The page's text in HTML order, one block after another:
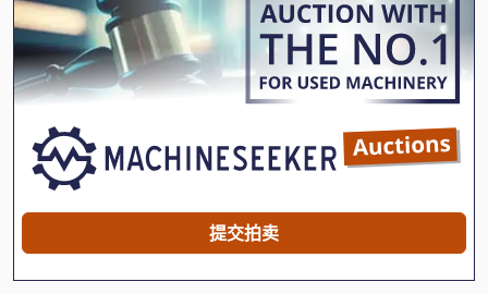
Furukawa 735 Ls
Fuw 250
Fz 0
Halla Hdf 25
International 434
提交拍卖